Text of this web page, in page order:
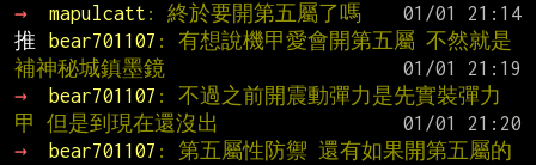
→
mapulcatt : 終於要開第五屬了嗎
推
bear701107 : 有想說機甲愛會開第五屬 不然就是
補神秘城鎮墨鏡
→
bear701107 : 不過之前開震動彈力是先實裝彈力
甲 但是到現在還沒出
→
bear701107 : 第五屬性防禦 還有如果開第五屬的